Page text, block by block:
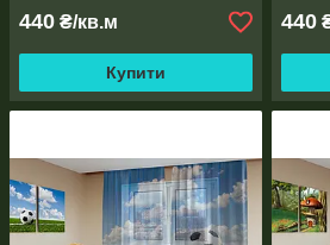
440 ₴/кв.м
Купити
440